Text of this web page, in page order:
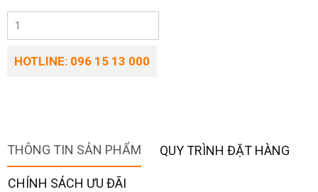
HOTLINE: 096 15 13 000
THÔNG TIN SẢN PHẨM QUY TRÌNH ĐẶT HÀNG
CHÍNH SÁCH ƯU ĐÃI